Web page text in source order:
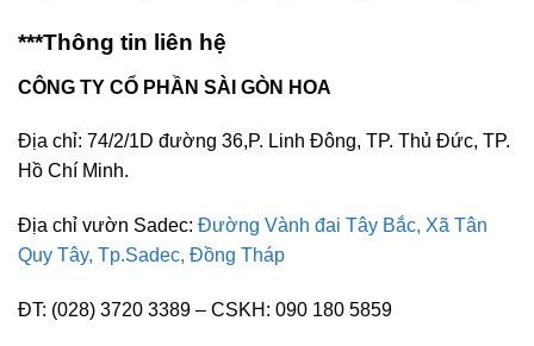
***Thông tin liên hệ
CÔNG TY CỔ PHẦN SÀI GÒN HOA
Địa chỉ: 74/2/1D đường 36,P. Linh Đông, TP. Thủ Đức, TP.
Hồ Chí Minh.
Địa chỉ vườn Sadec: Đường Vành đai Tây Bắc, Xã Tân
Quy Tây, Tp.Sadec, Đồng Tháp
ĐT: (028) 3720 3389 – CSKH: 090 180 5859